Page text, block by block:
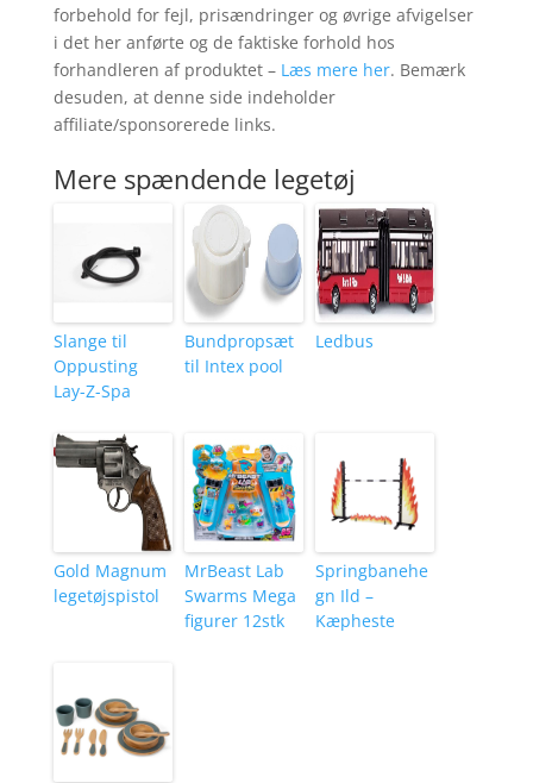
forbehold for fejl, prisændringer og øvrige afvigelser
i det her anførte og de faktiske forhold hos
forhandleren af produktet – Læs mere her. Bemærk
desuden, at denne side indeholder
affiliate/sponsorerede links.
Mere spændende legetøj
Slange til
Oppusting
Lay-Z-Spa
Bundpropsæt
til Intex pool
Ledbus
Gold Magnum
legetøjspistol
MrBeast Lab
Swarms Mega
figurer 12stk
Springbanehe
gn Ild –
Kæpheste